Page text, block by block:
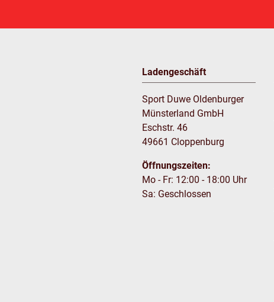
Ladengeschäft
Sport Duwe Oldenburger
Münsterland GmbH
Eschstr. 46
49661 Cloppenburg
Öffnungszeiten:
Mo - Fr: 12:00 - 18:00 Uhr
Sa: Geschlossen